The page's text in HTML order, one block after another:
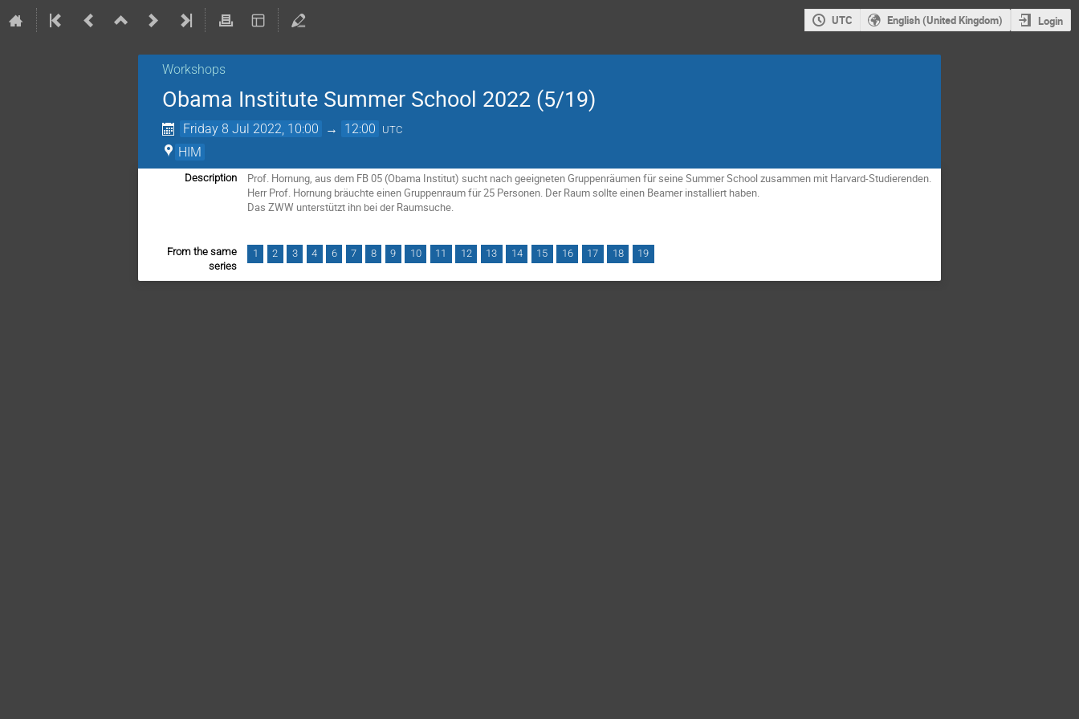
UTC English (United Kingdom) Login
Workshops
Obama Institute Summer School 2022 (5/19)
Friday 8 Jul 2022, 10:00 → 12:00 UTC
HIM
Description
Prof. Hornung, aus dem FB 05 (Obama Institut) sucht nach geeigneten Gruppenräumen für seine Summer School zusammen mit Harvard-Studierenden.
Herr Prof. Hornung bräuchte einen Gruppenraum für 25 Personen. Der Raum sollte einen Beamer installiert haben.
Das ZWW unterstützt ihn bei der Raumsuche.
From the same
series
1 2 3 4 6 7 8 9 10 11 12 13 14 15 16 17 18 19